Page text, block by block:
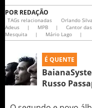
POR REDAÇÃO
TAGs relacionadas Orlando Silva
Adeus
| MPB | Cantor
Mesquita
| Mário Lago |
É QUENTE
Russo